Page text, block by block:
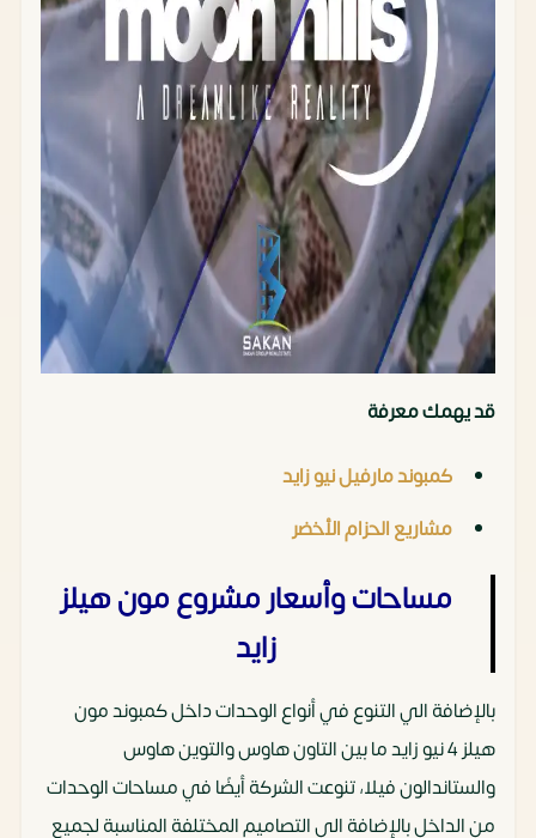
قد يهمك معرفة
كمبوند مارفيل نيو زايد
مشاريع الحزام الأخضر
مساحات وأسعار مشروع مون هيلز
زايد
بالإضافة الي التنوع في أنواع الوحدات داخل كمبوند مون
هيلز 4 نيو زايد ما بين التاون هاوس والتوين هاوس
والستاندالون فيلا، تنوعت الشركة أيضًا في مساحات الوحدات
من الداخل بالإضافة الي التصاميم المختلفة المناسبة لجميع